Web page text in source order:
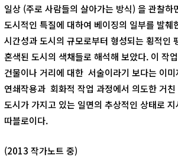
일상 (주로 사람들의 살아가는 방식) 을 관찰하
도시적인 특질에 대하여 베이징의 일부를 발췌
시간성과 도시의 규모로부터 형성되는 횡적인
혼색된 도시의 색채들로 해석해 보았다. 이 작
건물이나 거리에 대한 서술이라기 보다는 이미
연쇄작용과 회화적 작업 과정에서 의도한 거
도시가 가지고 있는 일면의 추상적인 상태로
따블로이다.
(2013 작가노트 중)